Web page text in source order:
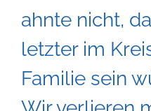
ahnte nicht,
letzter im
Familie sein